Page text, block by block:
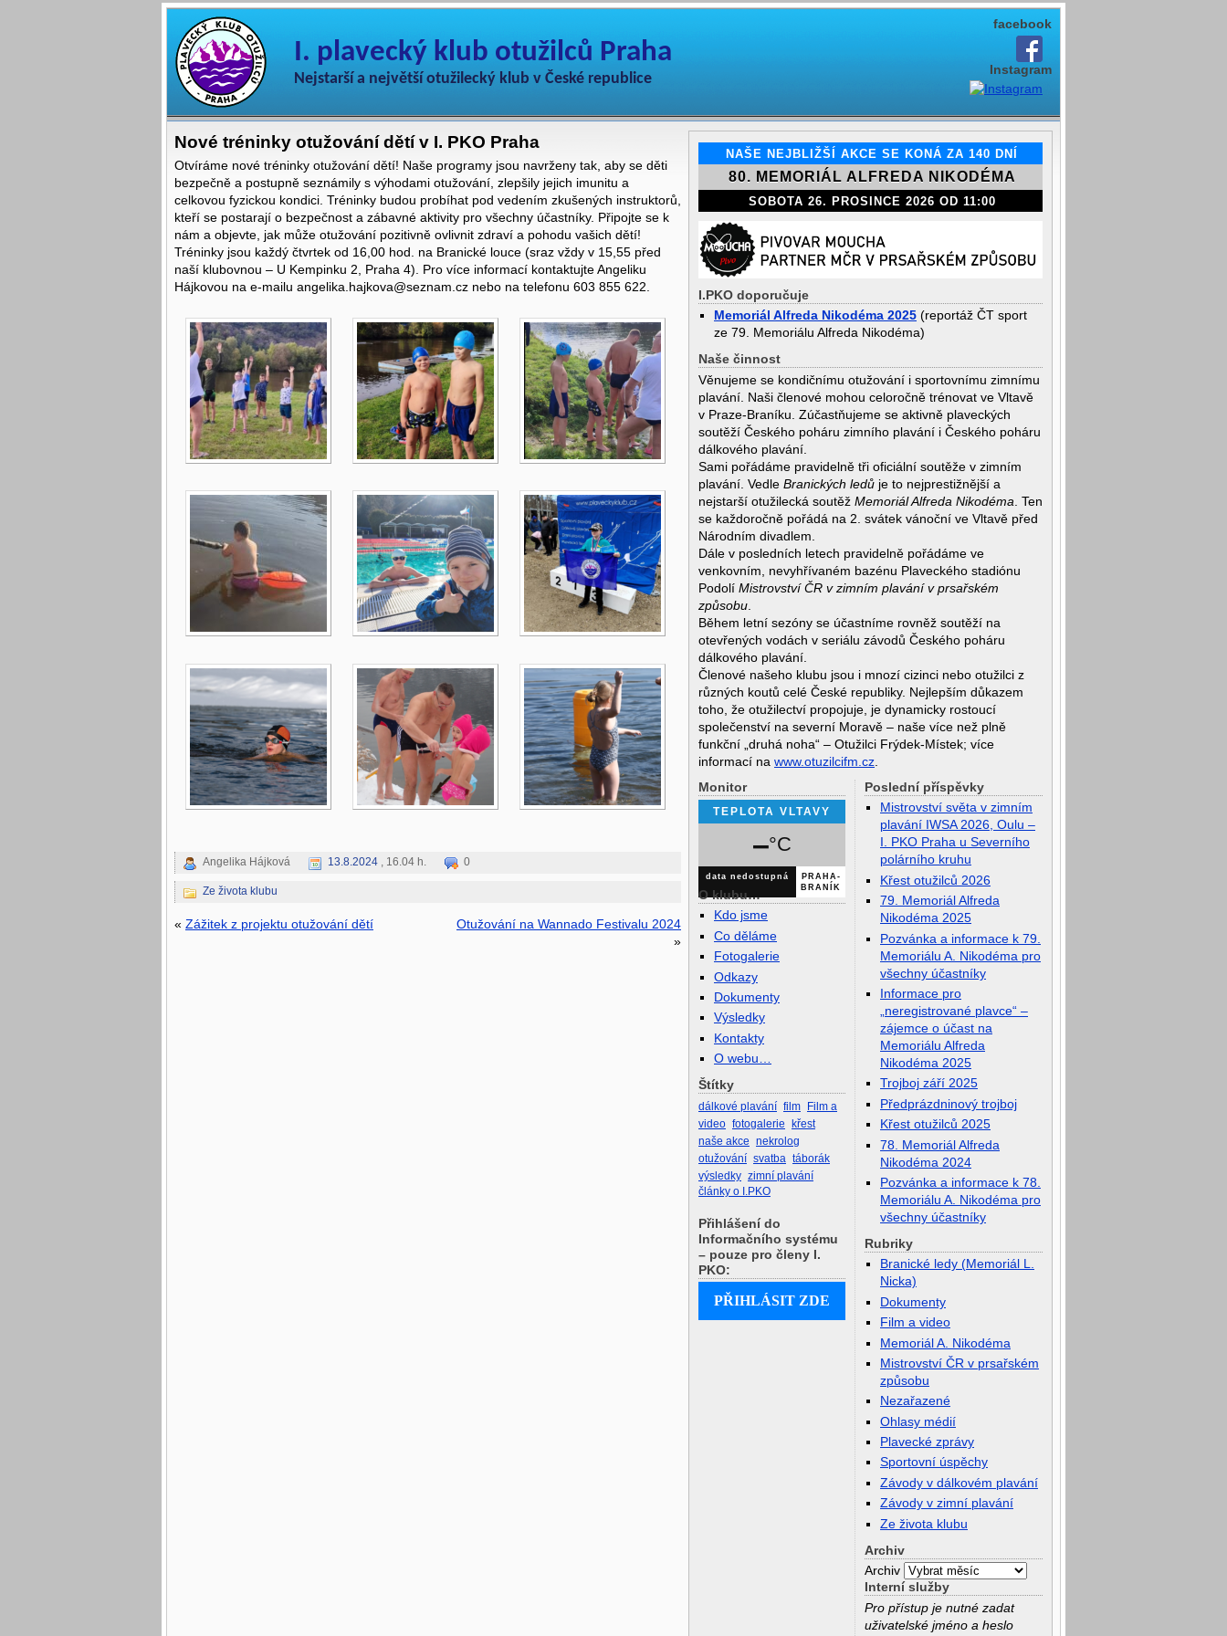
I. plavecký klub otužilců Praha
Nejstarší a největší otužilecký klub v České republice
facebook
Instagram
Nové tréninky otužování dětí v I. PKO Praha
Otvíráme nové tréninky otužování dětí! Naše programy jsou navrženy tak, aby se děti
bezpečně a postupně seznámily s výhodami otužování, zlepšily jejich imunitu a
celkovou fyzickou kondici. Tréninky budou probíhat pod vedením zkušených instruktorů,
kteří se postarají o bezpečnost a zábavné aktivity pro všechny účastníky. Připojte se k
nám a objevte, jak může otužování pozitivně ovlivnit zdraví a pohodu vašich dětí!
Tréninky jsou každý čtvrtek od 16,00 hod. na Branické louce (sraz vždy v 15,55 před
naší klubovnou – U Kempinku 2, Praha 4). Pro více informací kontaktujte Angeliku
Hájkovou na e-mailu angelika.hajkova@seznam.cz nebo na telefonu 603 855 622.
Angelika Hájková 13.8.2024 , 16.04 h. 0
Ze života klubu
« Zážitek z projektu otužování dětí
Otužování na Wannado Festivalu 2024
»
I.PKO doporučuje
Memoriál Alfreda Nikodéma 2025 (reportáž ČT sport
ze 79. Memoriálu Alfreda Nikodéma)
Naše činnost
Věnujeme se kondičnímu otužování i sportovnímu zimnímu
plavání. Naši členové mohou celoročně trénovat ve Vltavě
v Praze-Braníku. Zúčastňujeme se aktivně plaveckých
soutěží Českého poháru zimního plavání i Českého poháru
dálkového plavání.
Sami pořádáme pravidelně tři oficiální soutěže v zimním
plavání. Vedle Branických ledů je to nejprestižnější a
nejstarší otužilecká soutěž Memoriál Alfreda Nikodéma . Ten
se každoročně pořádá na 2. svátek vánoční ve Vltavě před
Národním divadlem.
Dále v posledních letech pravidelně pořádáme ve
venkovním, nevyhřívaném bazénu Plaveckého stadiónu
Podolí Mistrovství ČR v zimním plavání v prsařském
způsobu
Během letní sezóny se účastníme rovněž soutěží na
otevřených vodách v seriálu závodů Českého poháru
dálkového plavání.
Členové našeho klubu jsou i mnozí cizinci nebo otužilci z
různých koutů celé České republiky. Nejlepším důkazem
toho, že otužilectví propojuje, je dynamicky rostoucí
společenství na severní Moravě – naše více než plně
funkční „druhá noha“ – Otužilci Frýdek-Místek; více
informací na www.otuzilcifm.cz
Monitor
TEPLOTA VLTAVY
–°C
data nedostupná
PRAHA-
BRANÍK
O klubu…
Kdo jsme
Co děláme
Fotogalerie
Odkazy
Dokumenty
Výsledky
Kontakty
O webu…
Štítky
dálkové plavání film Film a
video fotogalerie křest
naše akce nekrolog
otužování svatba táborák
výsledky zimní plavání
články o I.PKO
Přihlášení do
Informačního systému
– pouze pro členy I.
PKO:
PŘIHLÁSIT ZDE
Poslední příspěvky
Mistrovství světa v zimním
plavání IWSA 2026, Oulu –
I. PKO Praha u Severního
polárního kruhu
Křest otužilců 2026
79. Memoriál Alfreda
Nikodéma 2025
Pozvánka a informace k 79.
Memoriálu A. Nikodéma pro
všechny účastníky
Informace pro
„neregistrované plavce“ –
zájemce o účast na
Memoriálu Alfreda
Nikodéma 2025
Trojboj září 2025
Předprázdninový trojboj
Křest otužilců 2025
78. Memoriál Alfreda
Nikodéma 2024
Pozvánka a informace k 78.
Memoriálu A. Nikodéma pro
všechny účastníky
Rubriky
Branické ledy (Memoriál L.
Nicka)
Dokumenty
Film a video
Memoriál A. Nikodéma
Mistrovství ČR v prsařském
způsobu
Nezařazené
Ohlasy médií
Plavecké zprávy
Sportovní úspěchy
Závody v dálkovém plavání
Závody v zimní plavání
Ze života klubu
Archiv
Archiv
Interní služby
Pro přístup je nutné zadat
uživatelské jméno a heslo